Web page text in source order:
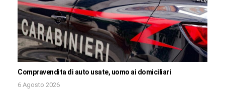
Compravendita di auto usate, uomo ai domiciliari
6 Agosto 2026